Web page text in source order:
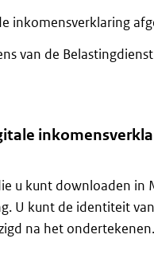
inkomensverklaring
van de Belastingdienst
u kunt downloaden in
U kunt de identiteit
na het ondertekenen.